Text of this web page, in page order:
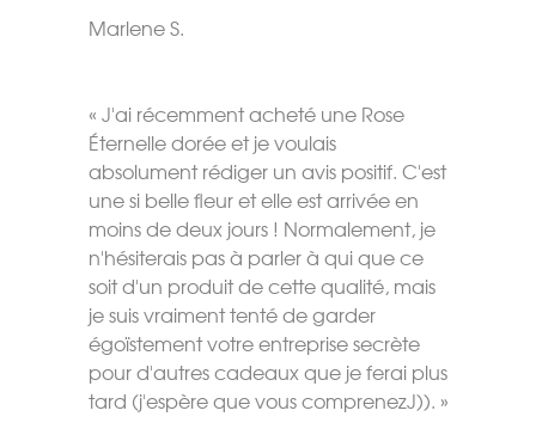
Marlene S.
« J'ai récemment acheté une Rose
Éternelle dorée et je voulais
absolument rédiger un avis positif. C'est
une si belle fleur et elle est arrivée en
moins de deux jours ! Normalement, je
n'hésiterais pas à parler à qui que ce
soit d'un produit de cette qualité, mais
je suis vraiment tenté de garder
égoïstement votre entreprise secrète
pour d'autres cadeaux que je ferai plus
tard (j'espère que vous comprenezJ)). »